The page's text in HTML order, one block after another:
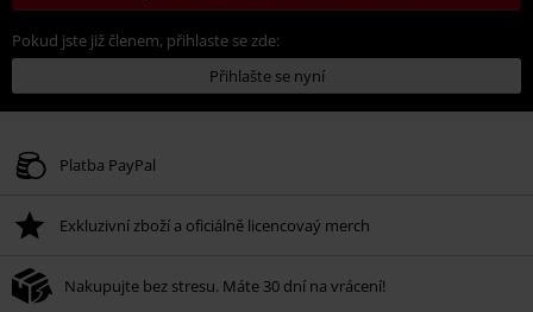
Pokud jste již členem, přihlaste se zde:
Přihlašte se nyní
Platba PayPal
Exkluzivní zboží a oficiálně licencovaý merch
Nakupujte bez stresu. Máte 30 dní na vrácení!